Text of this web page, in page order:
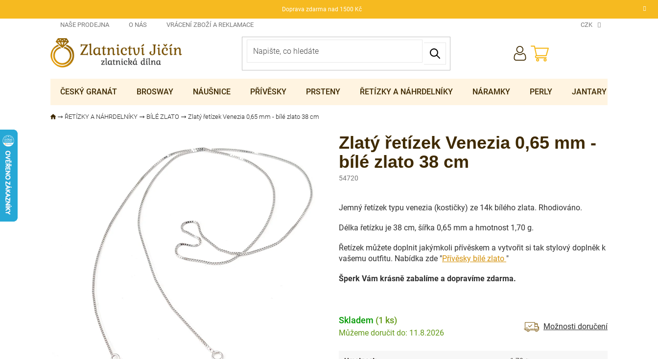
Doprava zdarma nad 1500 Kč
NAŠE PRODEJNA O NÁS VRÁCENÍ ZBOŽÍ A REKLAMACE CZK
NÁKUPNÍ
KOŠÍK
ČESKÝ GRANÁT BROSWAY NÁUŠNICE PŘÍVĚSKY PRSTENY ŘETÍZKY A NÁHRDELNÍKY NÁRAMKY PERLY JANTARY
ŘETÍZKY A NÁHRDELNÍKY BÍLÉ ZLATO Zlatý řetízek Venezia 0,65 mm - bílé zlato 38 cm
Jemný řetízek typu venezia (kostičky) ze 14k bílého zlata. Rhodiováno.
Délka řetízku je 38 cm, šířka 0,65 mm a hmotnost 1,70 g.
Řetízek můžete doplnit jakýmkoli přívěskem a vytvořit si tak stylový doplněk k
vašemu outfitu. Nabídka zde "Přívěsky bílé zlato "
Šperk Vám krásně zabalíme a dopravíme zdarma.
Zlatý řetízek Venezia 0,65 mm -
bílé zlato 38 cm
54720
Skladem (1 ks)
11.8.2026
Možnosti doručení